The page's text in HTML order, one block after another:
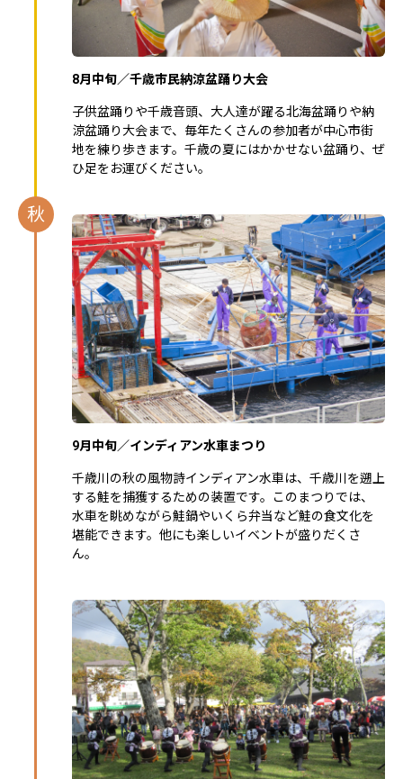
8月中旬／千歳市民納涼盆踊り大会
子供盆踊りや千歳音頭、大人達が躍る北海盆踊りや納
涼盆踊り大会まで、毎年たくさんの参加者が中心市街
地を練り歩きます。千歳の夏にはかかせない盆踊り、ぜ
ひ足をお運びください。
秋
9月中旬／インディアン水車まつり
千歳川の秋の風物詩インディアン水車は、千歳川を遡上
する鮭を捕獲するための装置です。このまつりでは、
水車を眺めながら鮭鍋やいくら弁当など鮭の食文化を
堪能できます。他にも楽しいイベントが盛りだくさ
ん。